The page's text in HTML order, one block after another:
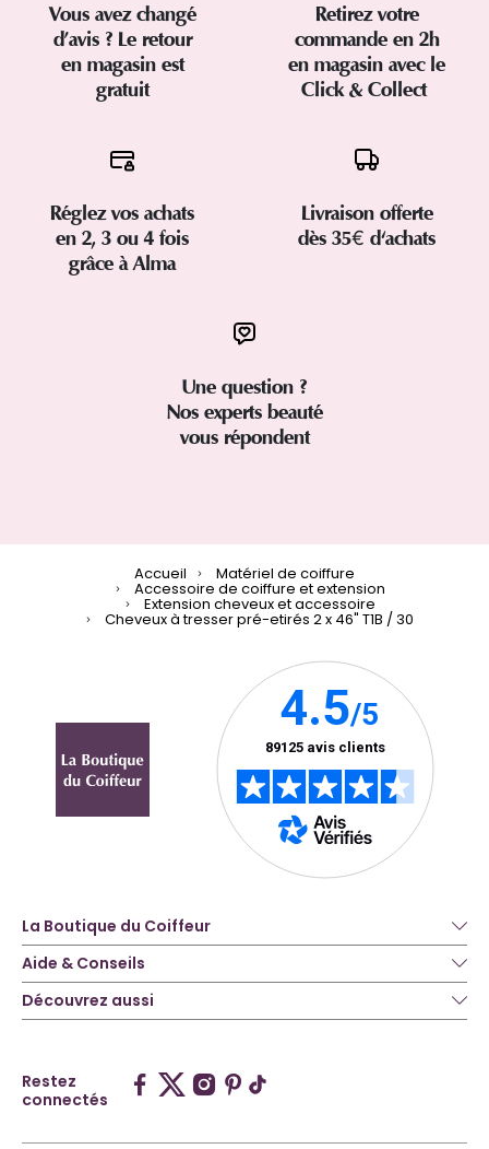
Vous avez changé
d’avis ? Le retour
en magasin est
gratuit
Retirez votre
commande en 2h
en magasin avec le
Click & Collect
Réglez vos achats
en 2, 3 ou 4 fois
grâce à Alma
Livraison offerte
dès 35€ d'achats
Une question ?
Nos experts beauté
vous répondent
Accueil Matériel de coiffure
Accessoire de coiffure et extension
Extension cheveux et accessoire
Cheveux à tresser pré-etirés 2 x 46" T1B / 30
La Boutique du Coiffeur
Aide & Conseils
Découvrez aussi
Restez
connectés